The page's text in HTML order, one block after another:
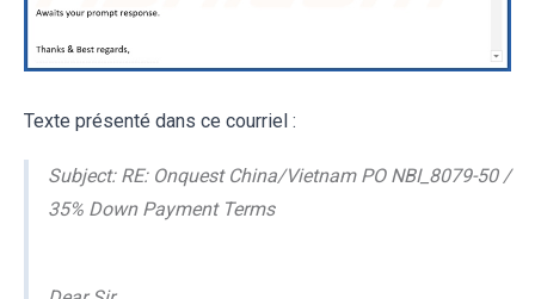
Texte présenté dans ce courriel :
Subject: RE: Onquest China/Vietnam PO NBI_8079-50 /
35% Down Payment Terms